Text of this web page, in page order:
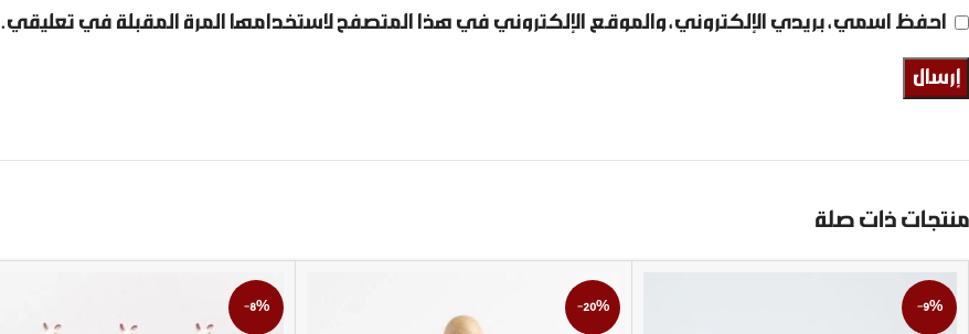
احفظ اسمي، بريدي الإلكتروني، والموقع الإلكتروني في هذا المتصفح لاستخدامها المرة المقبلة في تعليقي.
منتجات ذات صلة
-9%
-20%
-8%